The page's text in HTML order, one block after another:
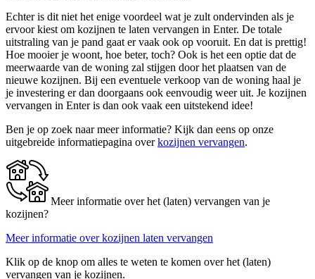
Echter is dit niet het enige voordeel wat je zult ondervinden als je
ervoor kiest om kozijnen te laten vervangen in Enter. De totale
uitstraling van je pand gaat er vaak ook op vooruit. En dat is prettig!
Hoe mooier je woont, hoe beter, toch? Ook is het een optie dat de
meerwaarde van de woning zal stijgen door het plaatsen van de
nieuwe kozijnen. Bij een eventuele verkoop van de woning haal je
je investering er dan doorgaans ook eenvoudig weer uit. Je kozijnen
vervangen in Enter is dan ook vaak een uitstekend idee!
Ben je op zoek naar meer informatie? Kijk dan eens op onze
uitgebreide informatiepagina overkozijnen vervangen.
Meer informatie over het (laten) vervangen van je
kozijnen?
Meer informatie over kozijnen laten vervangen
Klik op de knop om alles te weten te komen over het (laten)
vervangen van je kozijnen.